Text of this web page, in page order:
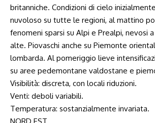
britanniche. Condizioni di cielo
nuvoloso su tutte le regioni, al mattino
fenomeni sparsi su Alpi e Prealpi, nevosi
alte. Piovaschi anche su Piemonte
lombarda. Al pomeriggio lieve
su aree pedemontane valdostane e
Visibilità: discreta, con locali riduzioni.
Venti: deboli variabili.
Temperatura: sostanzialmente invariata.